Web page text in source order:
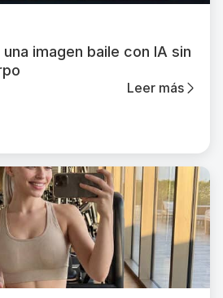
imagen baile con IA sin
Leer más